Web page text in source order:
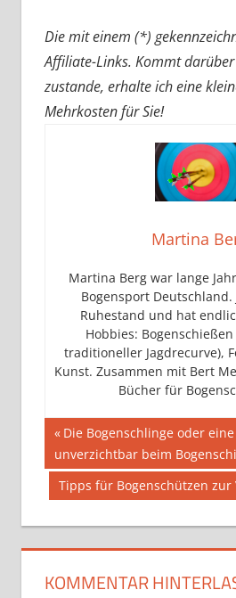
Die mit einem (*)
Affiliate-Links. Kommt
zustande, erhalte ich eine
Mehrkosten für Sie!
Martina
Martina Berg war lange
Bogensport Deutschland.
Ruhestand und hat
Hobbies:
traditioneller Jagdrecurve),
Kunst. Zusammen mit Bert
Bücher für
Vorheriger
Beitrag:
Die Bogenschlinge oder
unverzichtbar beim
Nächster
Beitrag:
Tipps für Bogenschützen
KOMMENTAR